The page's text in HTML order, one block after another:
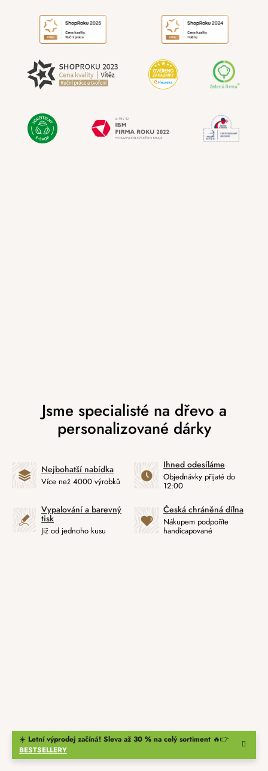
☀️ Letní výprodej začíná! Sleva až 30 % na celý sortiment 🔥👉
BESTSELLERY
Nejbohatší nabídka
Více než 4000 výrobků
Ihned odesíláme
Objednávky přijaté do
12:00
Vypalování a barevný
tisk
Již od jednoho kusu
Česká chráněná dílna
Nákupem podpoříte
handicapované